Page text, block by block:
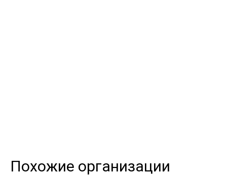
Похожие организации